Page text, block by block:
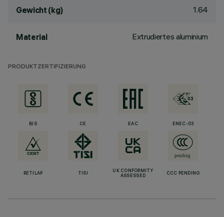
Gewicht (kg) 1.64
Material Extrudiertes aluminium
PRODUKTZERTIFIZIERUNG
BIS CE EAC ENEC-03
RETILAP TISI
UK CONFORMITY
ASSESSED
CCC PENDING